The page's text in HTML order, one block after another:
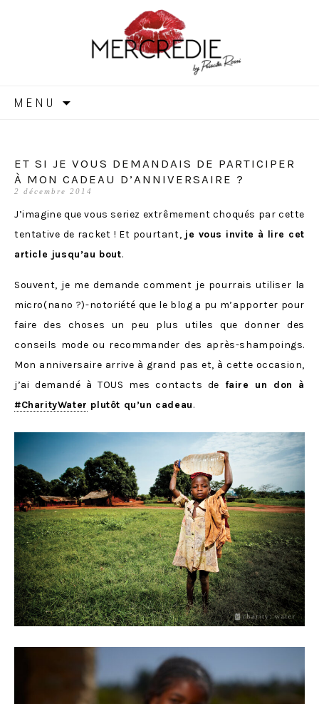
MERCREDIE
MENU
ET SI JE VOUS DEMANDAIS DE PARTICIPER
À MON CADEAU D’ANNIVERSAIRE ?
2 décembre 2014
J’imagine que vous seriez extrêmement choqués par cette
tentative de racket ! Et pourtant, je vous invite à lire cet
article jusqu’au bout.
Souvent, je me demande comment je pourrais utiliser la
micro(nano ?)-notoriété que le blog a pu m’apporter pour
faire des choses un peu plus utiles que donner des
conseils mode ou recommander des après-shampoings.
Mon anniversaire arrive à grand pas et, à cette occasion,
j’ai demandé à TOUS mes contacts de faire un don à
‪#‎CharityWater‬ plutôt qu’un cadeau.